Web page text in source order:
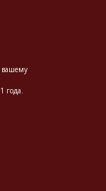
вашему
года.